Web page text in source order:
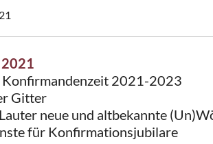
Konfirmandenzeit 2021-2023
Gitter
neue und altbekannte
für Konfirmationsjubilare